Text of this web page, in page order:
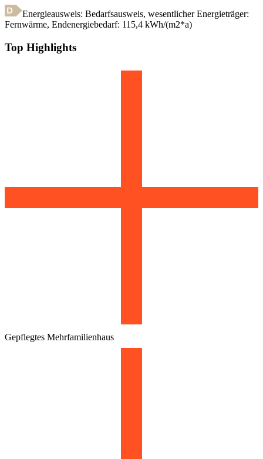
Energieausweis: Bedarfsausweis, wesentlicher Energieträger:
Fernwärme, Endenergiebedarf: 115,4 kWh/(m2*a)
Top Highlights
Gepflegtes Mehrfamilienhaus